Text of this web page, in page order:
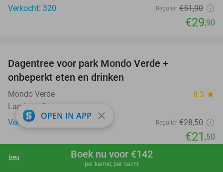
shopping_cart Boek nu
hotel Boek nu voor €142
per kamer, per nacht
Verkocht: 320
Regulier €51,90
€29,90
Dagentree voor park Mondo Verde +
onbeperkt eten en drinken
Mondo Verde 8.3 star
Landgraaf
Verkocht: 33.374
Regulier €28,50
€21 ,50
OPEN IN APP close